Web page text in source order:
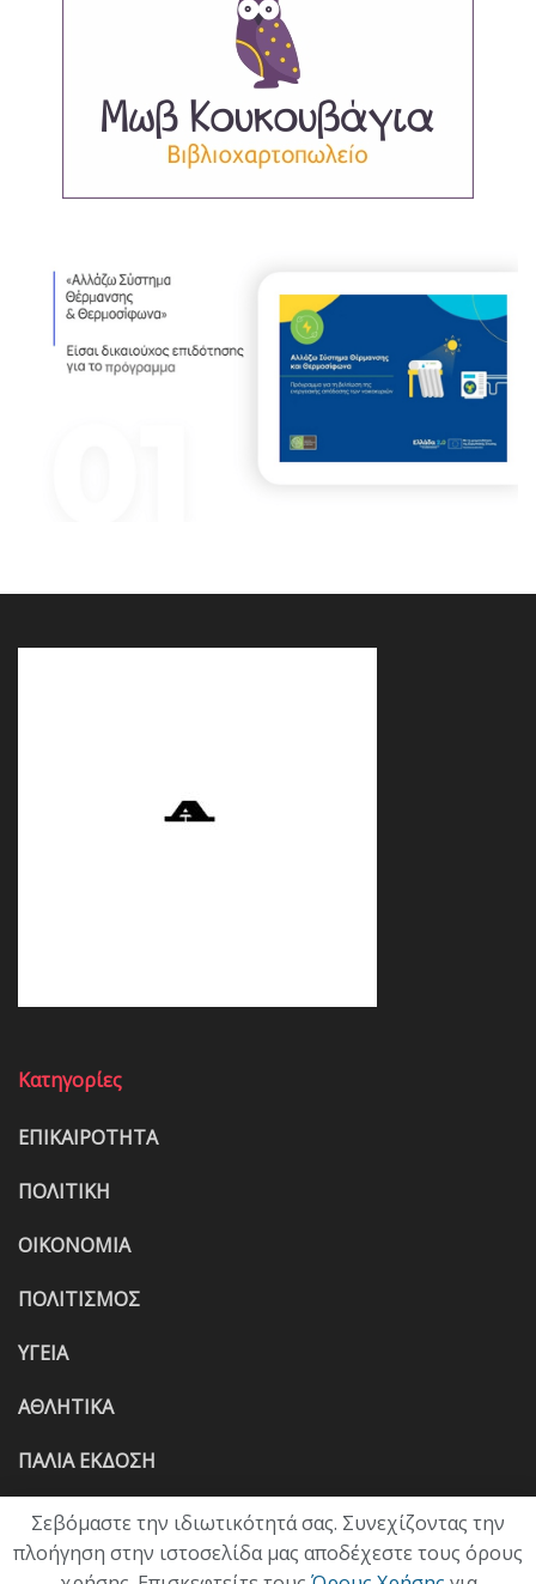
Κατηγορίες
ΕΠΙΚΑΙΡΟΤΗΤΑ
ΠΟΛΙΤΙΚΗ
ΟΙΚΟΝΟΜΙΑ
ΠΟΛΙΤΙΣΜΟΣ
ΥΓΕΙΑ
ΑΘΛΗΤΙΚΑ
ΠΑΛΙΑ ΕΚΔΟΣΗ
Σεβόμαστε την ιδιωτικότητά σας. Συνεχίζοντας την
πλοήγηση στην ιστοσελίδα μας αποδέχεστε τους όρους